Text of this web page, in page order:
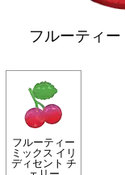
フルーティ
フルーティー
ミックス イリ
ディセント チ